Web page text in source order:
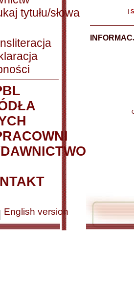
tytułu/słowa
English version
|